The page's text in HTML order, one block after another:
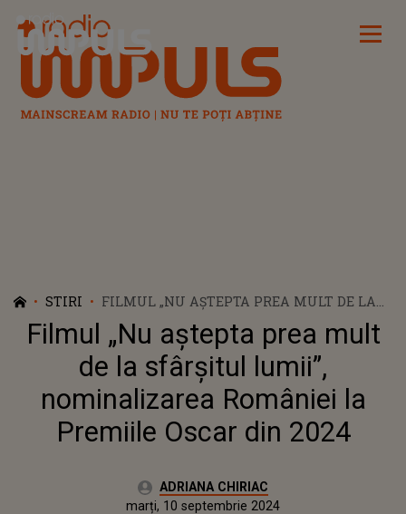
Radio Impuls
STIRI
FILMUL „NU AŞTEPTA PREA MULT DE LA
SFÂRŞITUL LUMII”, NOMINALIZAREA
ROMÂNIEI LA PREMIILE OSCAR DIN 2024
Filmul „Nu aştepta prea mult
de la sfârşitul lumii”,
nominalizarea României la
Premiile Oscar din 2024
Autor:ADRIANA CHIRIAC
duminică, 10 septembrie 2023
Actualizat:
marți, 10 septembrie 2024